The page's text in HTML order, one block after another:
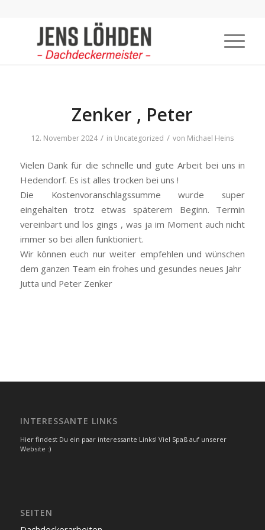
Zenker , Peter
12. November 2024 / in Uncategorized / von Michael Heins
Vielen Dank für die schnelle und gute Arbeit bei uns in
Hedendorf. Es ist alles trocken bei uns !
Die Kostenvoranschlagssumme wurde super
eingehalten trotz etwas späterem Beginn. Termin
vereinbart und los gings , was ja im Moment auch nicht
immer so bei allen funktioniert.
Wir können euch nur weiter empfehlen und wünschen
dem ganzen Team ein frohes und gesundes neues Jahr
Jutta und Peter Zenker
INTERESSANTE LINKS
Hier findest Du ein paar interessante Links! Viel Spaß auf unserer
Website :)
SEITEN